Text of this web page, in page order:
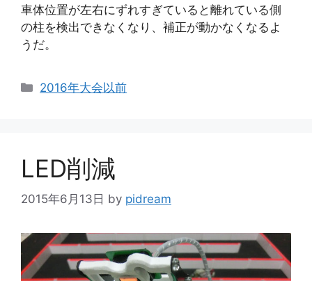
車体位置が左右にずれすぎていると離れている側
の柱を検出できなくなり、補正が動かなくなるよ
うだ。
カ
2016年大会以前
LED削減
2015年6月13日 by pidream